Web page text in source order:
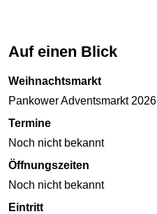
Auf einen Blick
Weihnachtsmarkt
Pankower Adventsmarkt 2026
Termine
Noch nicht bekannt
Öffnungszeiten
Noch nicht bekannt
Eintritt